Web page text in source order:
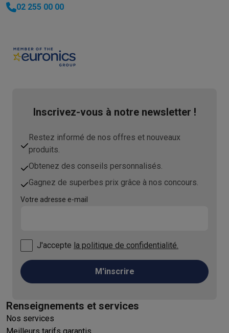
02 255 00 00
Inscrivez-vous à notre newsletter !
Restez informé de nos offres et nouveaux
produits.
Obtenez des conseils personnalisés.
Gagnez de superbes prix grâce à nos concours.
Votre adresse e-mail
J'accepte la politique de confidentialité.
M'inscrire
Renseignements et services
Nos services